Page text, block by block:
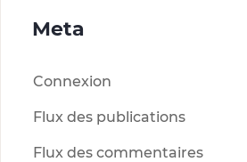
Meta
Connexion
Flux des publications
Flux des commentaires